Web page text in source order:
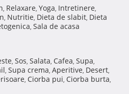
, Relaxare, Yoga, Intretinere,
, Nutritie, Dieta de slabit, Dieta
, Sala de acasa
, Sos, Salata, Cafea, Supa,
, Supa crema, Aperitive, Desert,
, Ciorba pui, Ciorba burta,